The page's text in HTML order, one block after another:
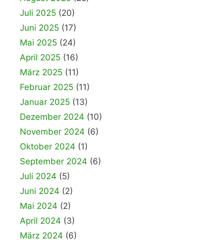
Juli 2025 (20)
Juni 2025 (17)
Mai 2025 (24)
April 2025 (16)
März 2025 (11)
Februar 2025 (11)
Januar 2025 (13)
Dezember 2024 (10)
November 2024 (6)
Oktober 2024 (1)
September 2024 (6)
Juli 2024 (5)
Juni 2024 (2)
Mai 2024 (2)
April 2024 (3)
März 2024 (6)